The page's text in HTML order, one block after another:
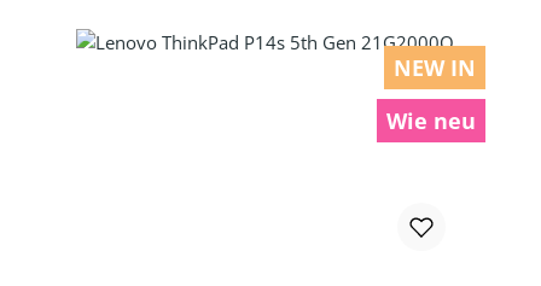
NEW IN
Wie neu